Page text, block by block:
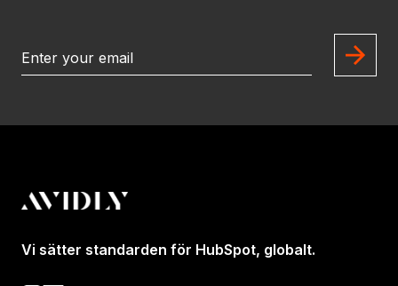
Vi sätter standarden för HubSpot, globalt.